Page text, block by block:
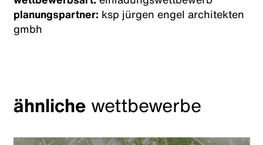
planungspartner: ksp jürgen engel architekten
gmbh
ähnlichewettbewerbe